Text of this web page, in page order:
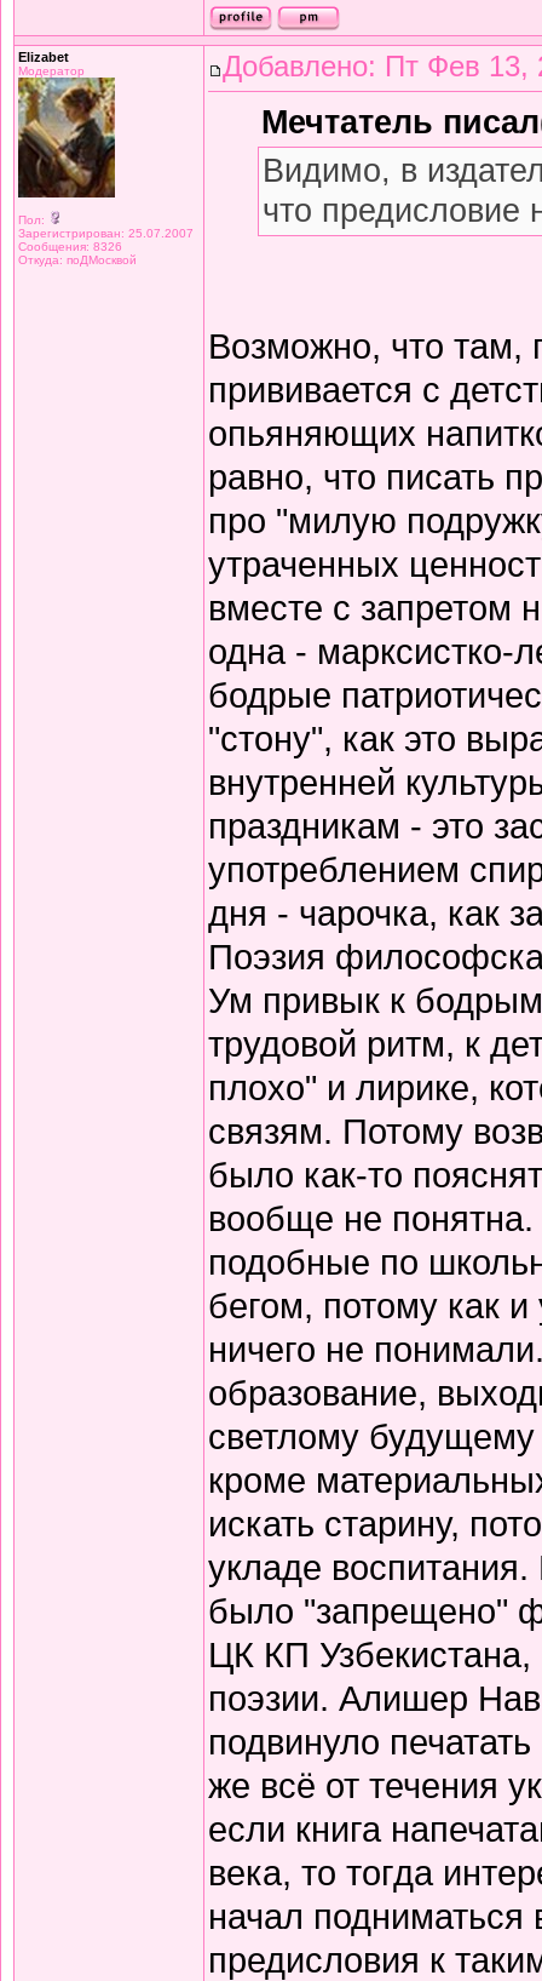
Elizabet
Модератор
Пол:
Зарегистрирован: 25.07.2007
Сообщения: 8326
Откуда: поДМосквой
Добавлено: Пт Фев 13,
Мечтатель
Видимо, в
что предисловие
Возможно, что там,
прививается с
опьяняющих
равно, что писать
про "милую
утраченных
вместе с запретом
одна - марксистко-
бодрые
"стону", как это
внутренней
праздникам - это
употреблением
дня - чарочка, как
Поэзия
Ум привык к
трудовой ритм, к
плохо" и лирике,
связям. Потому
было как-то
вообще не
подобные по
бегом, потому как
ничего не
образование,
светлому
кроме
искать старину,
укладе воспитания.
было "запрещено"
ЦК КП
поэзии. Алишер
подвинуло
же всё от течения
если книга
века, то тогда
начал
предисловия к